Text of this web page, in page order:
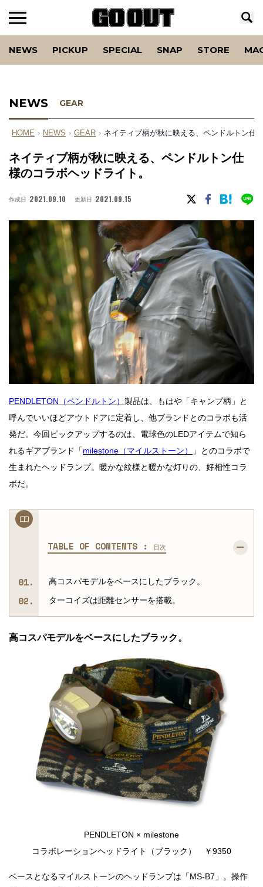
NEWS PICKUP SPECIAL SNAP STORE
NEWS GEAR
HOME › NEWS › GEAR › ネイティブ柄が秋に映える、ペンドルトン仕
ネイティブ柄が秋に映える、ペンドルトン仕
様のコラボヘッドライト。
作成日 2021.09.10 更新日 2021.09.15
PENDLETON（ペンドルトン） 製品は、もはや「キャンプ柄」と
呼んでいいほどアウトドアに定着し、他ブランドとのコラボも活
発だ。今回ピックアップするのは、電球色のLEDアイテムで知ら
れるギアブランド「milestone（マイルストーン）
」とのコラボで
生まれたヘッドランプ。暖かな紋様と暖かな灯りの、好相性コラ
ボだ。
TABLE OF CONTENTS : 目次
高コスパモデルをベースにしたブラック。
ターコイズは距離センサーを搭載。
高コスパモデルをベースにしたブラック。
PENDLETON × milestone
コラボレーションヘッドライト（ブラック） ￥9350
ベースとなるマイルストーンのヘッドランプは「MS-B7」。操作